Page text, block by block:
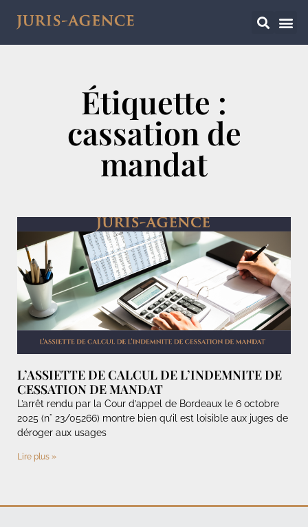
Étiquette :
cassation de
mandat
L’ASSIETTE DE CALCUL DE L’INDEMNITE DE
CESSATION DE MANDAT
L’arrêt rendu par la Cour d’appel de Bordeaux le 6 octobre
2025 (n° 23/05266) montre bien qu’il est loisible aux juges de
déroger aux usages
Lire plus »